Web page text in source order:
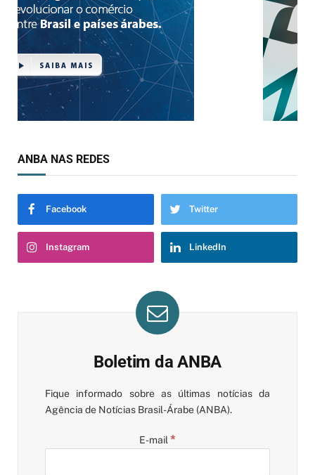
ANBA NAS REDES
Facebook Twitter
Instagram LinkedIn
Boletim da ANBA
Fique informado sobre as últimas notícias da
Agência de Notícias Brasil-Árabe (ANBA).
E-mail*